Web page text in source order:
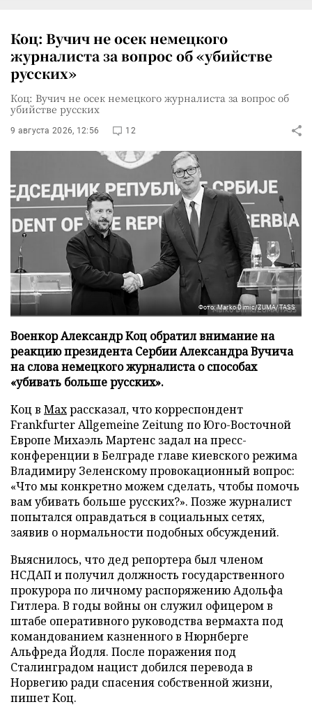
Коц: Вучич не осек немецкого
журналиста за вопрос об «убийстве
русских»
Коц: Вучич не осек немецкого журналиста за вопрос об
убийстве русских
9 августа 2026, 12:56 12
Фото: Marko Dimic/ZUMA/TASS
Военкор Александр Коц обратил внимание на
реакцию президента Сербии Александра Вучича
на слова немецкого журналиста о способах
«убивать больше русских».
Коц в Махрассказал, что корреспондент
Frankfurter Allgemeine Zeitung по Юго-Восточной
Европе Михаэль Мартенс задал на пресс-
конференции в Белграде главе киевского режима
Владимиру Зеленскому провокационный вопрос:
«Что мы конкретно можем сделать, чтобы помочь
вам убивать больше русских?». Позже журналист
попытался оправдаться в социальных сетях,
заявив о нормальности подобных обсуждений.
Выяснилось, что дед репортера был членом
НСДАП и получил должность государственного
прокурора по личному распоряжению Адольфа
Гитлера. В годы войны он служил офицером в
штабе оперативного руководства вермахта под
командованием казненного в Нюрнберге
Альфреда Йодля. После поражения под
Сталинградом нацист добился перевода в
Норвегию ради спасения собственной жизни,
пишет Коц.